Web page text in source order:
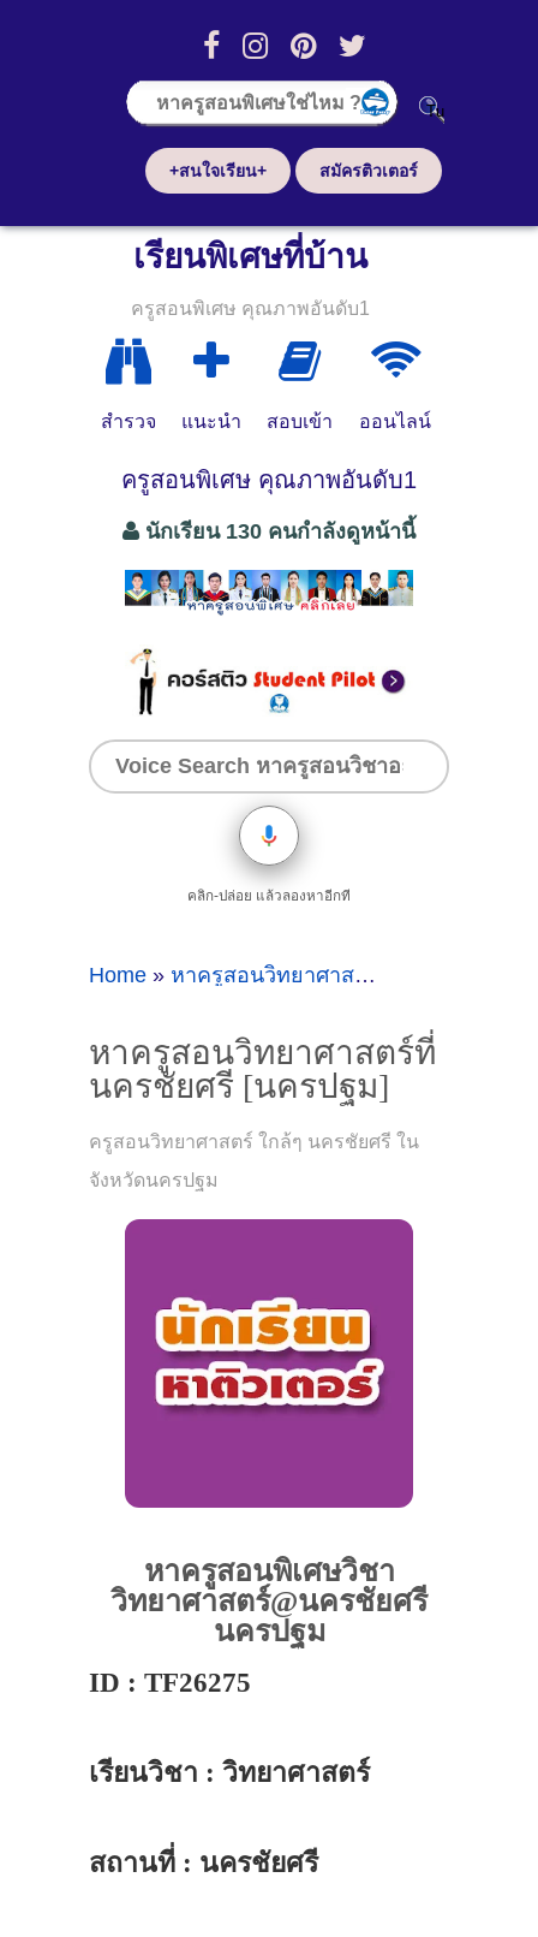
+สนใจเรียน+ สมัครติวเตอร์
เรียนพิเศษที่บ้าน
ครูสอนพิเศษ คุณภาพอันดับ1
สำรวจ แนะนำ สอบเข้า ออนไลน์
ครูสอนพิเศษ คุณภาพอันดับ1
นักเรียน 130 คนกำลังดูหน้านี้
คลิก-ปล่อย แล้วลองหาอีกที
Home » หาครูสอนวิทยาศาสตร์ที่นครชัยศรี
หาครูสอนวิทยาศาสตร์ที่
นครชัยศรี [นครปฐม]
ครูสอนวิทยาศาสตร์ ใกล้ๆ นครชัยศรี ใน
จังหวัดนครปฐม
หาครูสอนพิเศษวิชา
วิทยาศาสตร์@นครชัยศรี
นครปฐม
ID : TF26275
เรียนวิชา : วิทยาศาสตร์
สถานที่ : นครชัยศรี